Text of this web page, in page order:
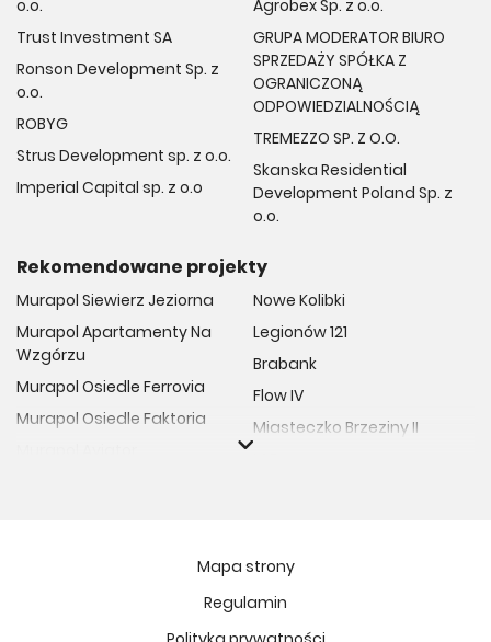
o.o.
Trust Investment SA
Ronson Development Sp. z
o.o.
ROBYG
Strus Development sp. z o.o.
Imperial Capital sp. z o.o
Agrobex Sp. z o.o.
GRUPA MODERATOR BIURO
SPRZEDAŻY SPÓŁKA Z
OGRANICZONĄ
ODPOWIEDZIALNOŚCIĄ
TREMEZZO SP. Z O.O.
Skanska Residential
Development Poland Sp. z
o.o.
Rekomendowane projekty
Murapol Siewierz Jeziorna
Murapol Apartamenty Na
Wzgórzu
Murapol Osiedle Ferrovia
Murapol Osiedle Faktoria
Murapol Osiedle Szafirove
Nowe Kolibki
Legionów 121
Brabank
Flow IV
Miasteczko Brzeziny II
Mapa strony
Regulamin